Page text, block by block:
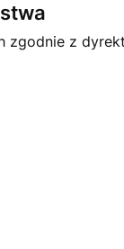
zgodnie z